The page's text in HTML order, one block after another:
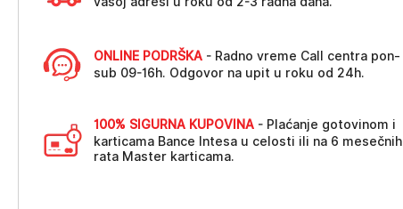
ONLINE PODRŠKA - Radno vreme Call centra pon-
sub 09-16h. Odgovor na upit u roku od 24h.
100% SIGURNA KUPOVINA - Plaćanje gotovinom i
karticama Bance Intesa u celosti ili na 6 mesečnih
rata Master karticama.